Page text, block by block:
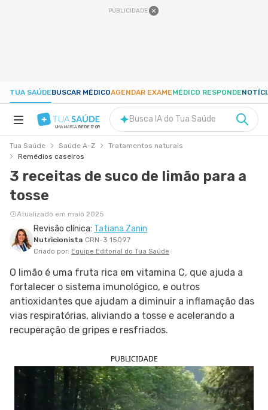
PUBLICIDADE
TUA SAÚDEBUSCAR MÉDICOAGENDAR EXAMEMÉDICO RESPONDE
SAÚDE A-Z
GRAVIDEZ
BEM-ESTAR
SIGA O TUA SAÚDE NAS REDES SOCIAIS
UMA MARCA REDE D'OR
Busca IA do Tua Saúde
Tua Saúde Saúde A-Z
Tratamentos naturais
Remédios caseiros
3 receitas de suco de limão para a
tosse
Atualizado em maio 2025
Revisão clínica: Tatiana Zanin
Nutricionista CRN-3 15097
Criado por: Equipe Editorial do Tua Saúde
O limão é uma fruta rica em vitamina C, que ajuda a
fortalecer o sistema imunológico, e outros
antioxidantes que ajudam a diminuir a inflamação das
vias respiratórias, aliviando a tosse e acelerando a
recuperação de gripes e resfriados.
PUBLICIDADE